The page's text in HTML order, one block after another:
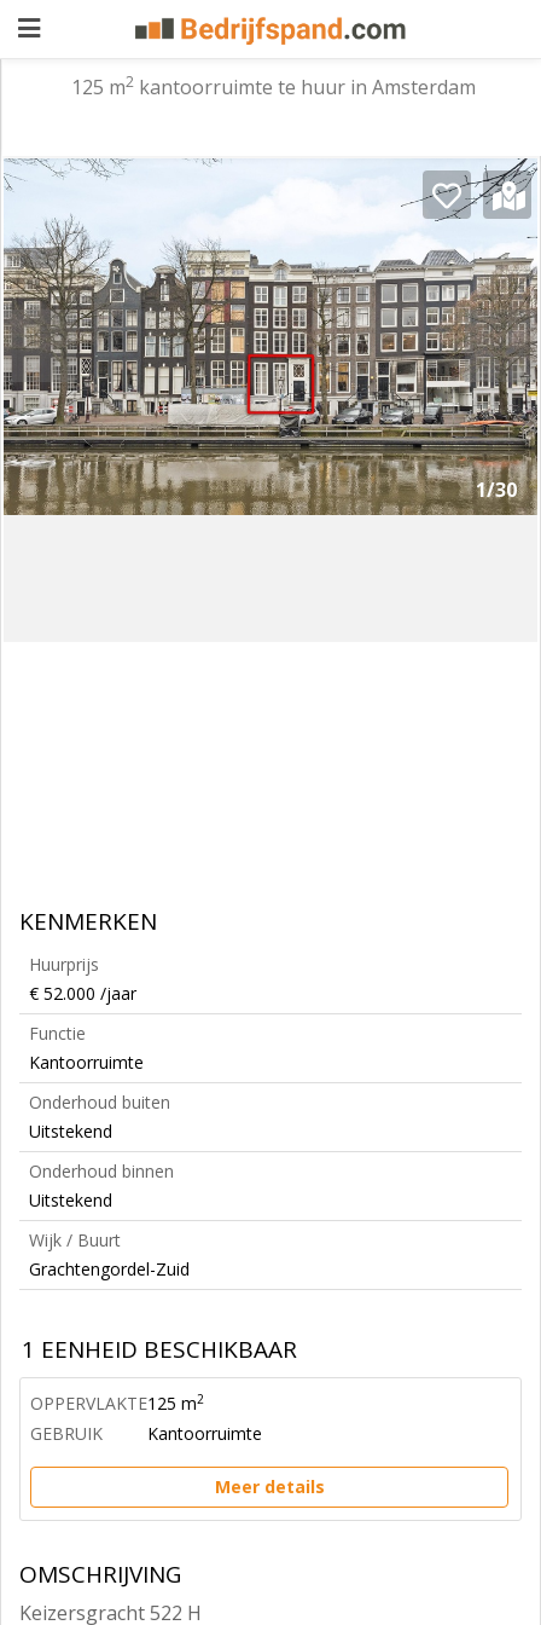
aanbieden
zoeken
Waarom
adverteren
Premium
adverteren
Blog
Registreren
Login
125 m2kantoorruimte te huur in Amsterdam
1/30
KENMERKEN
Huurprijs
€ 52.000 /jaar
Functie
Kantoorruimte
Onderhoud buiten
Uitstekend
Onderhoud binnen
Uitstekend
Wijk / Buurt
Grachtengordel-Zuid
1 EENHEID BESCHIKBAAR
OPPERVLAKTE125 m2
GEBRUIK Kantoorruimte
Meer details
OMSCHRIJVING
Keizersgracht 522 H